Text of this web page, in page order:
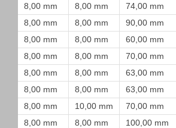
8,00 mm
8,00 mm 74,00 mm
8,00 mm
8,00 mm 90,00 mm
8,00 mm
8,00 mm 60,00 mm
8,00 mm
8,00 mm 70,00 mm
8,00 mm
8,00 mm 63,00 mm
8,00 mm
8,00 mm 63,00 mm
8,00 mm
10,00 mm 70,00 mm
8,00 mm
8,00 mm 100,00 mm